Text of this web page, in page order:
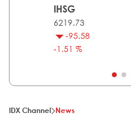
IHSG
6219.73
-95.58
-1.51 %
IDX Channel News